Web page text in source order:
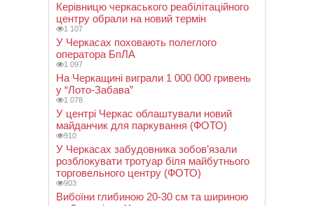
Керівницю черкаського реабілітаційного
центру обрали на новий термін
1 107
У Черкасах поховають полеглого
оператора БпЛА
1 097
На Черкащині виграли 1 000 000 гривень
у “Лото-Забава”
1 078
У центрі Черкас облаштували новий
майданчик для паркування (ФОТО)
910
У Черкасах забудовника зобов’язали
розблокувати тротуар біля майбутнього
торговельного центру (ФОТО)
903
Вибоїни глибиною 20-30 см та шириною